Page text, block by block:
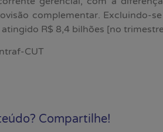
complementar. Excluindo-
R$ 8,4 bilhões [no
CUT
Compartilhe!